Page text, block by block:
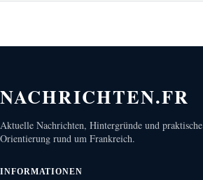
NACHRICHTEN.FR
Aktuelle Nachrichten, Hintergründe und praktische
Orientierung rund um Frankreich.
INFORMATIONEN